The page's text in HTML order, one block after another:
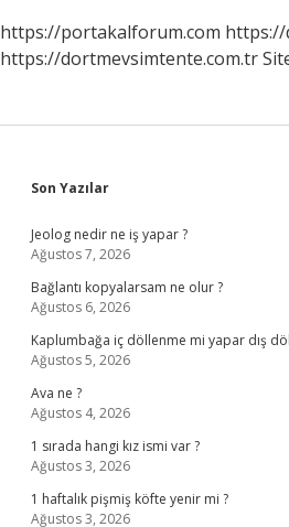
https://portakalforum.com https://
https://dortmevsimtente.com.tr
Sidebar
Son Yazılar
Jeolog nedir ne iş yapar ?
Ağustos 7, 2026
Bağlantı kopyalarsam ne olur ?
Ağustos 6, 2026
Kaplumbağa iç döllenme mi yapar dış
Ağustos 5, 2026
Ava ne ?
Ağustos 4, 2026
1 sırada hangi kız ismi var ?
Ağustos 3, 2026
1 haftalık pişmiş köfte yenir mi ?
Ağustos 3, 2026